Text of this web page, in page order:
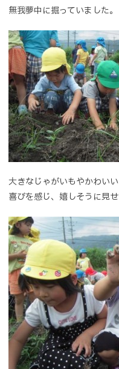
無我夢中に掘っていました。
大きなじゃがいもやかわい
喜びを感じ、嬉しそうに見せ